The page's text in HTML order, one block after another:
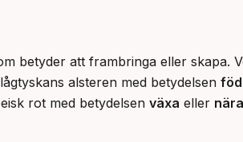
betyder att frambringa eller skapa.
alsteren med betydelsen
rot med betydelsen växa eller nära